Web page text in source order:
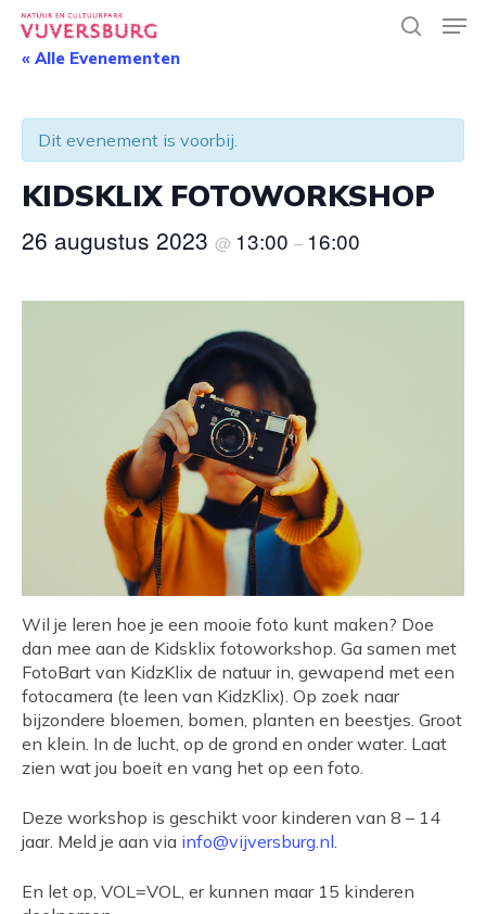
Skip
main« Alle Evenementen
Dit evenement is voorbij.
KIDSKLIX FOTOWORKSHOP
26 augustus 2023 @ 13:00 – 16:00
Wil je leren hoe je een mooie foto kunt maken? Doe
dan mee aan de Kidsklix fotoworkshop. Ga samen met
FotoBart van KidzKlix de natuur in, gewapend met een
fotocamera (te leen van KidzKlix). Op zoek naar
bijzondere bloemen, bomen, planten en beestjes. Groot
en klein. In de lucht, op de grond en onder water. Laat
zien wat jou boeit en vang het op een foto.
Deze workshop is geschikt voor kinderen van 8 – 14
jaar. Meld je aan via info@vijversburg.nl.
En let op, VOL=VOL, er kunnen maar 15 kinderen